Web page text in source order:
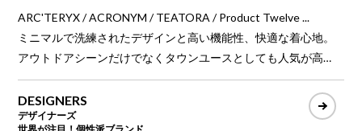
ARC'TERYX / ACRONYM / TEATORA / Product Twelve ...
ミニマルで洗練されたデザインと高い機能性、快適な着心地。
アウトドアシーンだけでなくタウンユースとしても人気が高
く、環境負荷の少ない素材やリサイクル素材でサステナビリテ
ィも実現する現代的ファッション。
DESIGNERS
デザイナーズ
世界が注目！個性派ブランド